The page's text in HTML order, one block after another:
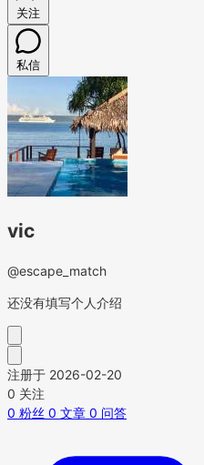
关注
私信
vic
@escape_match
还没有填写个人介绍
注册于 2026-02-20
0 关注
0 粉丝 0 文章 0 问答